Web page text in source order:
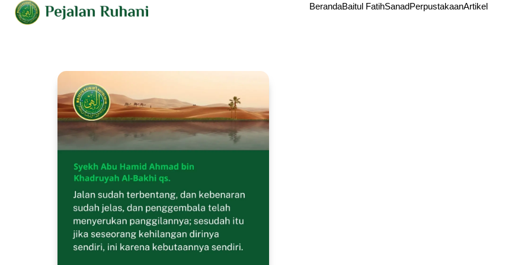
BerandaBaitul FatihSanadPerpustakaanArtikel